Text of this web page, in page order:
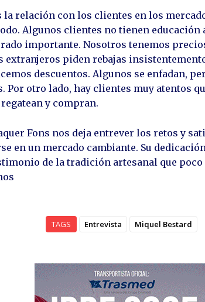
la relación con los clientes en los
Algunos clientes no tienen educación
importante. Nosotros tenemos
extranjeros piden rebajas
descuentos. Algunos se enfadan,
Por otro lado, hay clientes muy atentos
y compran.
Fons nos deja entrever los retos y
en un mercado cambiante. Su
de la tradición artesanal que poco
TAGS Entrevista Miquel Bestard